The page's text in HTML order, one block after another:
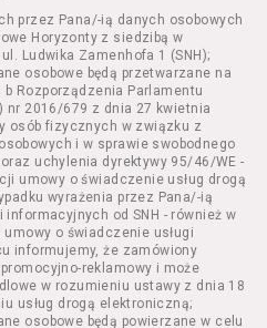
przez Usługodawcę
we Wrocławiu (ul.
19a-21) pokaz filmu nie
przez
Nowe Horyzonty we
Wielkiego 19a-21)
filmowy, pokaz
opera, koncert lub
przez
przedsięwzięciem o
potwierdzające zawarcie
przez Pana/-ią danych osobowych
Horyzonty z siedzibą w
Ludwika Zamenhofa 1 (SNH);
osobowe będą przetwarzane na
Rozporządzenia Parlamentu
nr 2016/679 z dnia 27 kwietnia
osób fizycznych w związku z
i w sprawie swobodnego
uchylenia dyrektywy 95/46/WE -
umowy o świadczenie usług drogą
wyrażenia przez Pana/-ią
od SNH - również w
o świadczenie usługi
informujemy, że zamówiony
reklamowy i może
w rozumieniu ustawy z dnia 18
usług drogą elektroniczną;
osobowe będą powierzane w celu